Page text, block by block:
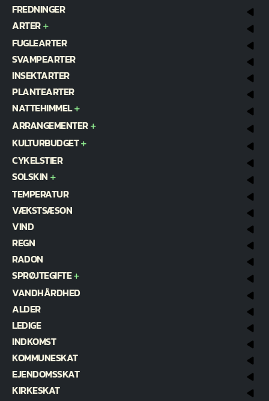
FREDNINGER
ARTER
FUGLEARTER
SVAMPEARTER
INSEKTARTER
PLANTEARTER
NATTEHIMMEL
ARRANGEMENTER
KULTURBUDGET
CYKELSTIER
SOLSKIN
TEMPERATUR
VÆKSTSÆSON
VIND
REGN
RADON
SPRØJTEGIFTE
VANDHÅRDHED
ALDER
LEDIGE
INDKOMST
KOMMUNESKAT
EJENDOMSSKAT
KIRKESKAT